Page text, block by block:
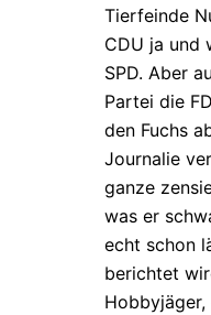
Tierfeinde
CDU ja und
SPD. Aber
Partei die
den Fuchs
Journalie
ganze
was er
echt schon
berichtet